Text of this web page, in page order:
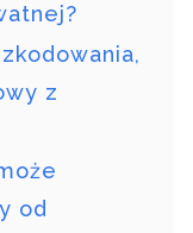
z
od